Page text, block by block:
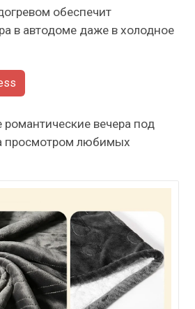
обеспечит
в автодоме даже в холодное
вечера под
просмотром любимых